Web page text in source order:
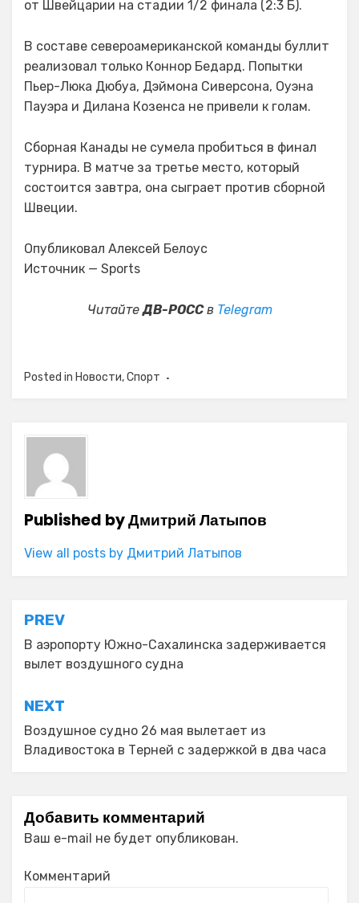
от Швейцарии на стадии 1/2 финала (2:3 Б).
В составе североамериканской команды буллит
реализовал только Коннор Бедард. Попытки
Пьер-Люка Дюбуа, Дэймона Сиверсона, Оуэна
Пауэра и Дилана Козенса не привели к голам.
Сборная Канады не сумела пробиться в финал
турнира. В матче за третье место, который
состоится завтра, она сыграет против сборной
Швеции.
Опубликовал Алексей Белоус
Источник — Sports
ЧитайтеДВ-РОССв Telegram
Posted in Новости,Спорт
Published byДмитрий Латыпов
View all posts by Дмитрий Латыпов
Навигация
по
записям
PREV
В аэропорту Южно-Сахалинска задерживается
вылет воздушного судна
NEXT
Воздушное судно 26 мая вылетает из
Владивостока в Терней с задержкой в два часа
Добавить комментарий
Ваш e-mail не будет опубликован.
Комментарий